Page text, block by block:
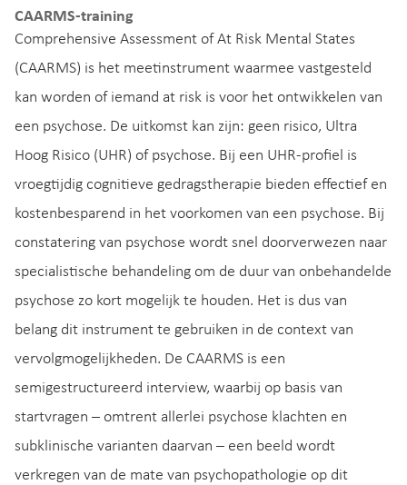
CAARMS-training
Comprehensive Assessment of At Risk Mental States
(CAARMS) is het meetinstrument waarmee vastgesteld
kan worden of iemand at risk is voor het ontwikkelen van
een psychose. De uitkomst kan zijn: geen risico, Ultra
Hoog Risico (UHR) of psychose. Bij een UHR-profiel is
vroegtijdig cognitieve gedragstherapie bieden effectief en
kostenbesparend in het voorkomen van een psychose. Bij
constatering van psychose wordt snel doorverwezen naar
specialistische behandeling om de duur van onbehandelde
psychose zo kort mogelijk te houden. Het is dus van
belang dit instrument te gebruiken in de context van
vervolgmogelijkheden. De CAARMS is een
semigestructureerd interview, waarbij op basis van
startvragen – omtrent allerlei psychose klachten en
subklinische varianten daarvan – een beeld wordt
verkregen van de mate van psychopathologie op dit